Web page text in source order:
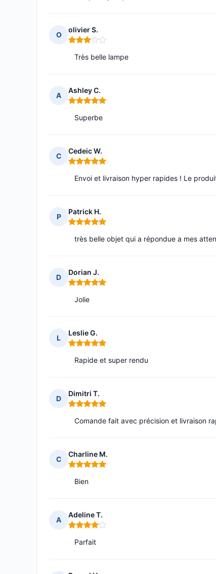
O
olivier S.
Note : 3 sur 5
Très belle lampe
A
Ashley C.
Note : 5 sur 5
Superbe
C
Cedeic W.
Note : 5 sur 5
Envoi et livraison hyper rapides ! Le
P
Patrick H.
Note : 5 sur 5
très belle objet qui a répondue a mes
D
Dorian J.
Note : 5 sur 5
Jolie
L
Leslie G.
Note : 5 sur 5
Rapide et super rendu
D
Dimitri T.
Note : 5 sur 5
Comande fait avec précision et livraison
C
Charline M.
Note : 5 sur 5
Bien
A
Adeline T.
Note : 4 sur 5
Parfait